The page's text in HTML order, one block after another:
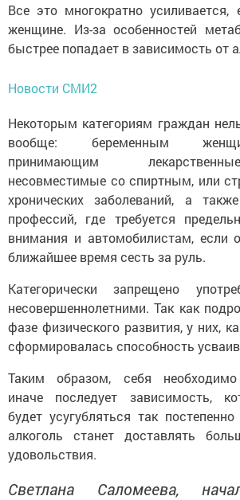
Все это многократно
женщине. Из-за особенностей
быстрее попадает в зависимость от
Новости СМИ2
Некоторым категориям граждан
вообще: беременным
принимающим
несовместимые со спиртным, или
хронических заболеваний, а
профессий, где требуется
внимания и автомобилистам, если
ближайшее время сесть за руль.
Категорически запрещено
несовершеннолетними. Так как
фазе физического развития, у них,
сформировалась способность
Таким образом, себя необходимо
иначе последует зависимость,
будет усугубляться так
алкоголь станет доставлять
удовольствия.
Светлана Саломеева,